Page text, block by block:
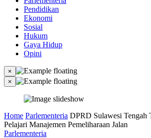
Pendidikan
Ekonomi
Sosial
Hukum
Gaya Hidup
Opini
×
×
Home Parlementeria DPRD Sulawesi Tengah
Pelajari Manajemen Pemeliharaan Jalan
Parlementeria